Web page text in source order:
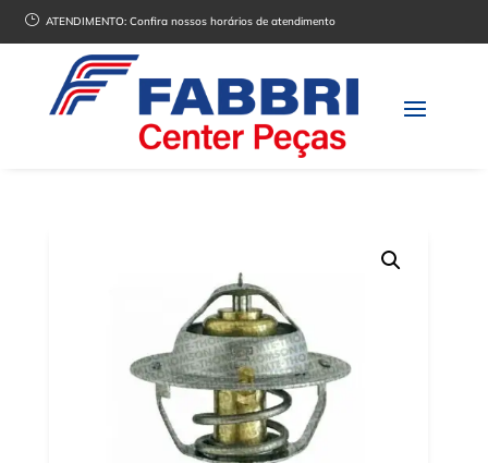
} ATENDIMENTO:Confira nossos horários de atendimento